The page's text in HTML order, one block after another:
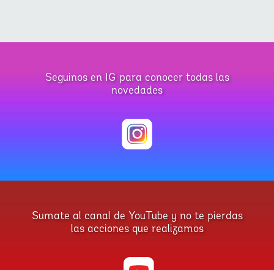
Seguinos en IG para conocer todas las
novedades
Sumate al canal de YouTube y no te pierdas
las acciones que realizamos